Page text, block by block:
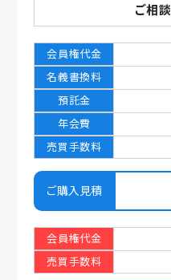
ご相談
会員権代金
名義書換料
預託金
年会費
売買手数料
ご購入見積
会員権代金
売買手数料